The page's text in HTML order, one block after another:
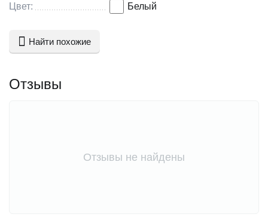
Цвет: Белый
Найти похожие
Отзывы
Отзывы не найдены